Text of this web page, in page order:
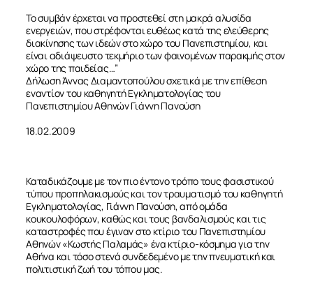
Το συμβάν έρχεται να προστεθεί στη μακρά αλυσίδα
ενεργειών, που στρέφονται ευθέως κατά της ελεύθερης
διακίνησης των ιδεών στο χώρο του Πανεπιστημίου, και
είναι αδιάψευστο τεκμήριο των φαινομένων παρακμής στον
χώρο της παιδείας…”
Δήλωση Άννας Διαμαντοπούλου σχετικά με την επίθεση
εναντίον του καθηγητή Εγκληματολογίας του
Πανεπιστημίου Αθηνών Γιάννη Πανούση
18.02.2009
Καταδικάζουμε με τον πιο έντονο τρόπο τους φασιστικού
τύπου προπηλακισμούς και τον τραυματισμό του καθηγητή
Εγκληματολογίας, Γιάννη Πανούση, από ομάδα
κουκουλοφόρων, καθώς και τους βανδαλισμούς και τις
καταστροφές που έγιναν στο κτίριο του Πανεπιστημίου
Αθηνών «Κωστής Παλαμάς» ένα κτίριο-κόσμημα για την
Αθήνα και τόσο στενά συνδεδεμένο με την πνευματική και
πολιτιστική ζωή του τόπου μας.